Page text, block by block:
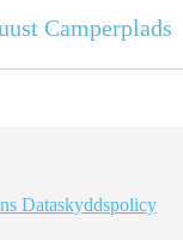
Camperplads
Dataskyddspolicy